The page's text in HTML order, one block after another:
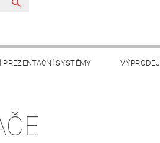
PREZENTAČNÍ SYSTÉMY VÝPRODEJ